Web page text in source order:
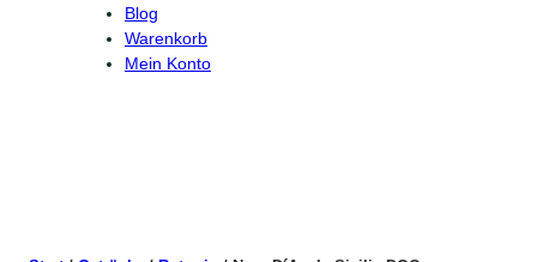
Blog
Warenkorb
Mein Konto